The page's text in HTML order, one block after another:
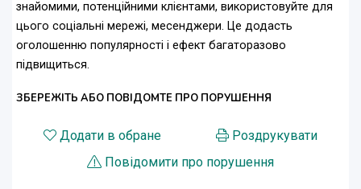
знайомими, потенційними клієнтами, використовуйте для
цього соціальні мережі, месенджери. Це додасть
оголошенню популярності і ефект багаторазово
підвищиться.
ЗБЕРЕЖІТЬ АБО ПОВІДОМТЕ ПРО ПОРУШЕННЯ
Додати в обране
Роздрукувати
Повідомити про порушення